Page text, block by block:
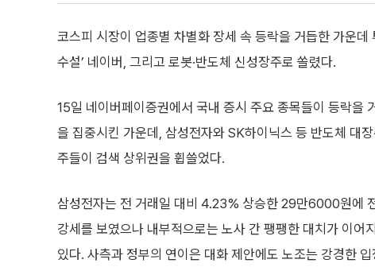
코스피 시장이 업종별 차별화 장세 속 등락을 거듭한 가운데
수설’ 네이버, 그리고 로봇·반도체 신성장주로 쏠렸다.
15일 네이버페이증권에서 국내 증시 주요 종목들이 등락을
을 집중시킨 가운데, 삼성전자와 SK하이닉스 등 반도체 대
주들이 검색 상위권을 휩쓸었다.
삼성전자는 전 거래일 대비 4.23% 상승한 29만6000원에
강세를 보였으나 내부적으로는 노사 간 팽팽한 대치가 이어
있다. 사측과 정부의 연이은 대화 제안에도 노조는 강경한